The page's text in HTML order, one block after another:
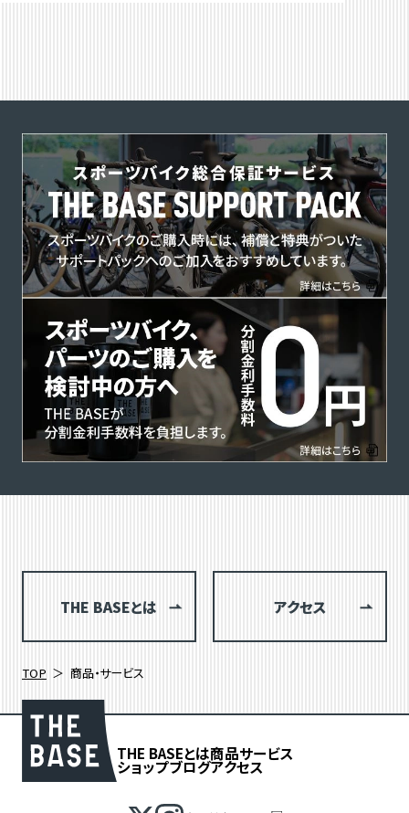
THE BASEとは アクセス
TOP 商品・サービス
THE BASEとは商品サービス
ショップブログアクセス